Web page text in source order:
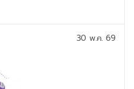
30 พ.ค. 69